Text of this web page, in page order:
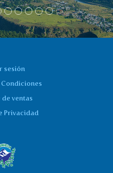
Zdenka
sesión
Condiciones
ventas
Privacidad